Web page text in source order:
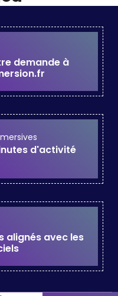
demande à
d'activité
alignés avec les